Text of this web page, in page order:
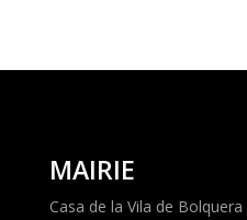
MAIRIE
Casa de la Vila de Bolquera